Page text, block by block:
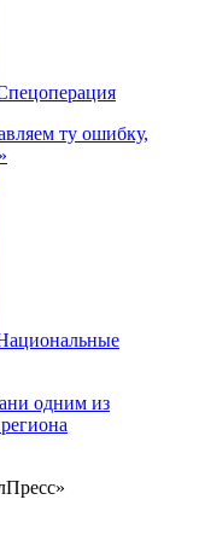
ту ошибку,
одним из